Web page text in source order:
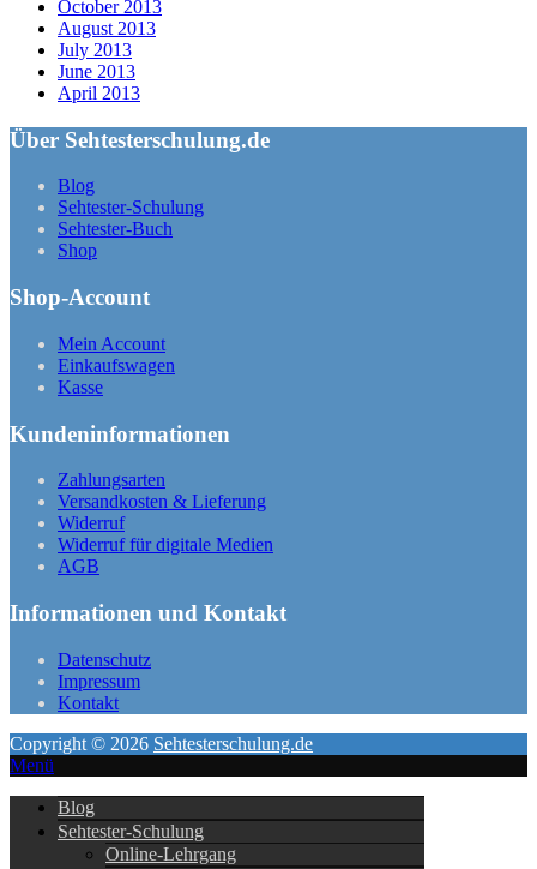
October 2013
August 2013
July 2013
June 2013
April 2013
Über Sehtesterschulung.de
Blog
Sehtester-Schulung
Sehtester-Buch
Shop
Shop-Account
Mein Account
Einkaufswagen
Kasse
Kundeninformationen
Zahlungsarten
Versandkosten & Lieferung
Widerruf
Widerruf für digitale Medien
AGB
Informationen und Kontakt
Datenschutz
Impressum
Kontakt
Copyright © 2026 Sehtesterschulung.de
Menü
Blog
Sehtester-Schulung
Online-Lehrgang